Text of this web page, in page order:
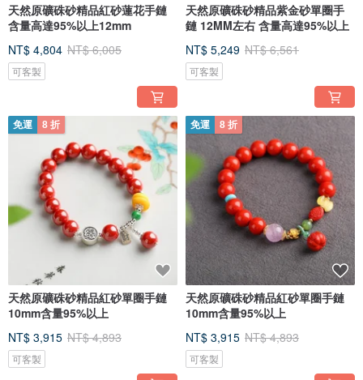
天然原礦硃砂精品紅砂蓮花手鏈
含量高達95%以上12mm
NT$ 4,804 NT$ 6,005
可客製
天然原礦硃砂精品紫金砂單圈手
鏈 12MM左右 含量高達95%以上
NT$ 5,249 NT$ 6,561
可客製
免運 8 折
天然原礦硃砂精品紅砂單圈手鏈
10mm含量95%以上
NT$ 3,915 NT$ 4,893
可客製
免運 8 折
天然原礦硃砂精品紅砂單圈手鏈
10mm含量95%以上
NT$ 3,915 NT$ 4,893
可客製